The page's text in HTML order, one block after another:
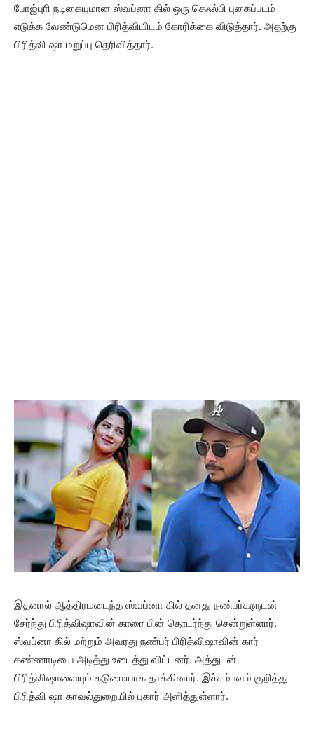
போஜ்புரி நடிகையுமான ஸ்வப்னா கில் ஒரு செஃல்பி புகைப்படம்
எடுக்க வேண்டுமென பிரித்வியிடம் கோரிக்கை விடுத்தார். அதற்கு
பிரித்வி ஷா மறுப்பு தெரிவித்தார்.
இதனால் ஆத்திரமடைந்த ஸ்வப்னா கில் தனது நண்பர்களுடன்
சேர்ந்து பிரித்விஷாவின் காரை பின் தொடர்ந்து சென்றுள்ளார்.
ஸ்வப்னா கில் மற்றும் அவரது நண்பர் பிரித்விஷாவின் கார்
கண்ணாடியை அடித்து உடைத்து விட்டனர். அத்துடன்
பிரித்விஷாவையும் கடுமையாக தாக்கினார். இச்சம்பவம் குறித்து
பிரித்வி ஷா காவல்துறையில் புகார் அளித்துள்ளார்.